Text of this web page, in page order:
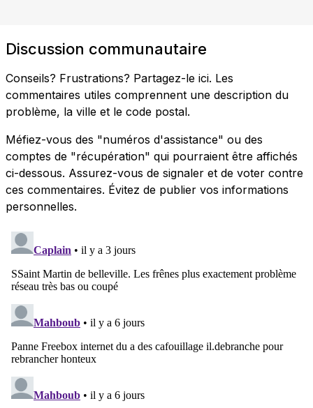
Discussion communautaire
Conseils? Frustrations? Partagez-le ici. Les
commentaires utiles comprennent une description du
problème, la ville et le code postal.
Méfiez-vous des "numéros d'assistance" ou des
comptes de "récupération" qui pourraient être affichés
ci-dessous. Assurez-vous de signaler et de voter contre
ces commentaires. Évitez de publier vos informations
personnelles.